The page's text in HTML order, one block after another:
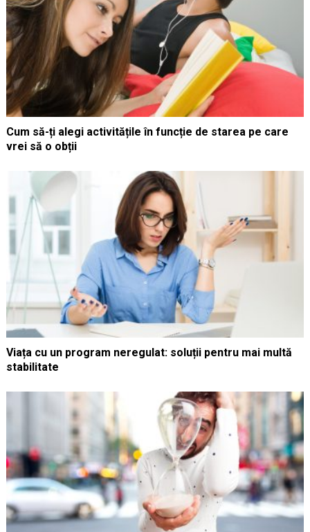
Cum să-ți alegi activitățile în funcție de starea pe care
vrei să o obții
Viața cu un program neregulat: soluții pentru mai multă
stabilitate